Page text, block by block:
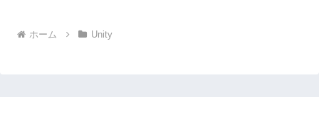
ホーム Unity